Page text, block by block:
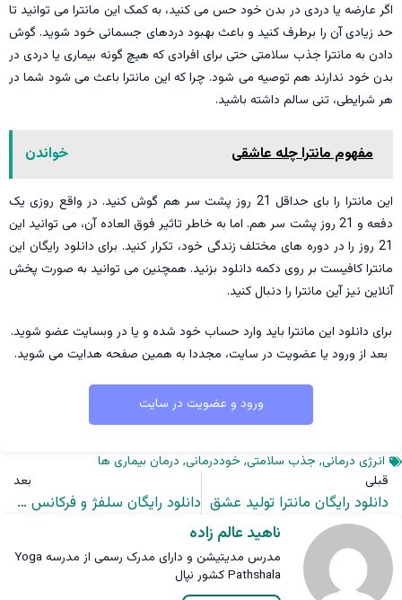
اگر عارضه یا دردی در بدن خود حس می کنید، به کمک این مانترا می توانید تا
حد زیادی آن را برطرف کنید و باعث بهبود دردهای جسمانی خود شوید. گوش
دادن به مانترا جذب سلامتی حتی برای افرادی که هیچ گونه بیماری یا دردی در
بدن خود ندارند هم توصیه می شود. چرا که این مانترا باعث می شود شما در
هر شرایطی، تنی سالم داشته باشید.
خواندن مفهوم مانترا چله عاشقی
این مانترا را بای حداقل 21 روز پشت سر هم گوش کنید. در واقع روزی یک
دفعه و 21 روز پشت سر هم. اما به خاطر تاثیر فوق العاده آن، می توانید این
21 روز را در دوره های مختلف زندگی خود، تکرار کنید. برای دانلود رایگان این
مانترا کافیست بر روی دکمه دانلود بزنید. همچنین می توانید به صورت پخش
آنلاین نیز آین مانترا را دنبال کنید.
برای دانلود این مانترا باید وارد حساب خود شده و یا در وبسایت عضو شوید.
بعد از ورود یا عضویت در سایت، مجددا به همین صفحه هدایت می شوید.
ورود و عضویت در سایت
انرژی درمانی, جذب سلامتی, خوددرمانی, درمان بیماری ها
قبلی
دانلود رایگان مانترا تولید عشق
بعد
دانلود رایگان سلفژ و فرکانس پاکسازی هاله
ناهید عالم زاده
مدرس مدیتیشن و دارای مدرک رسمی از مدرسه Yoga
Pathshala کشور نپال